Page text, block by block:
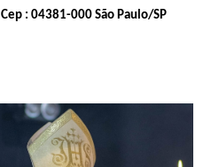
Cep : 04381-000 São Paulo/SP